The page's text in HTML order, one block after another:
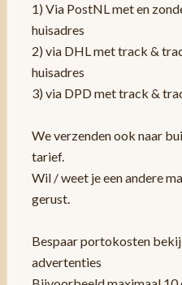
1) Via PostNL met en
huisadres
2) via DHL met track &
huisadres
3) via DPD met track &
We verzenden ook naar
tarief.
Wil / weet je een andere
gerust.
Bespaar portokosten
advertenties